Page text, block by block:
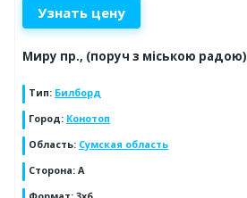
Узнать цену
Миру пр., (поруч з міською радою)
Тип: Билборд
Город: Конотоп
Область: Сумская область
Сторона: A